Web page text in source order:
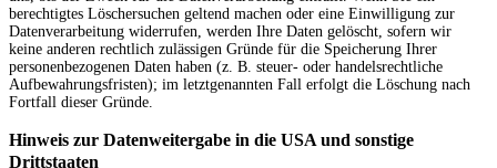
berechtigtes Löschersuchen geltend machen oder eine Einwilligung zur
Datenverarbeitung widerrufen, werden Ihre Daten gelöscht, sofern wir
keine anderen rechtlich zulässigen Gründe für die Speicherung Ihrer
personenbezogenen Daten haben (z. B. steuer- oder handelsrechtliche
Aufbewahrungsfristen); im letztgenannten Fall erfolgt die Löschung nach
Fortfall dieser Gründe.
Hinweis zur Datenweitergabe in die USA und sonstige
Drittstaaten